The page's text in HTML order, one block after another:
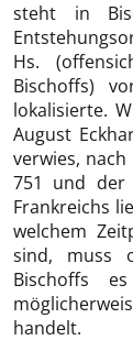
steht in
Hs.
Bischoffs)
lokalisierte.
August
verwies,
751 und der
Frankreichs
welchem
sind, muss
Bischoffs
handelt.